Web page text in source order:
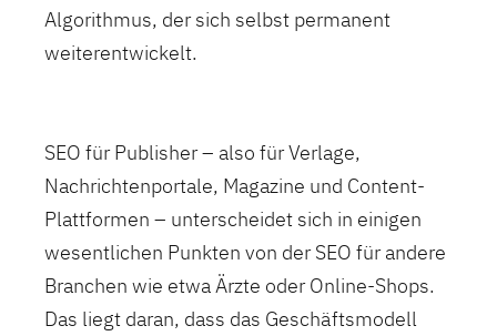
Algorithmus, der sich selbst permanent
weiterentwickelt.
SEO für Publisher – also für Verlage,
Nachrichtenportale, Magazine und Content-
Plattformen – unterscheidet sich in einigen
wesentlichen Punkten von der SEO für andere
Branchen wie etwa Ärzte oder Online-Shops.
Das liegt daran, dass das Geschäftsmodell